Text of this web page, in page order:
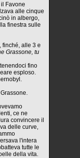
Favone
alle cinque
in albergo,
finestra sulle
finché, alle 3 e
Grassone, tu
fino
esploso.
ce ne
convincere il
delle curve,
l'intera
tutte le
della vita.